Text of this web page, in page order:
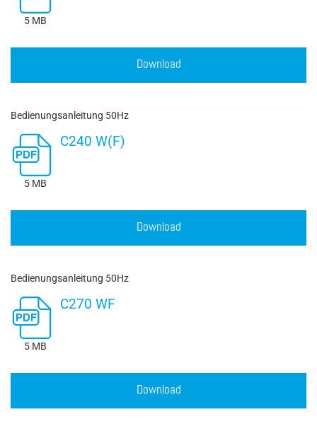
5 MB
Download
Bedienungsanleitung 50Hz
5 MB
C240 W(F)
Download
Bedienungsanleitung 50Hz
5 MB
C270 WF
Download